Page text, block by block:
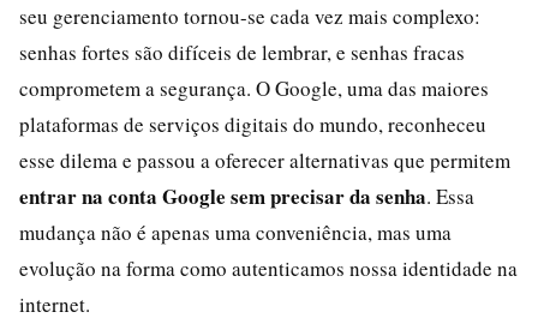
seu gerenciamento tornou-se cada vez mais complexo:
senhas fortes são difíceis de lembrar, e senhas fracas
comprometem a segurança. O Google, uma das maiores
plataformas de serviços digitais do mundo, reconheceu
esse dilema e passou a oferecer alternativas que permitem
entrar na conta Google sem precisar da senha. Essa
mudança não é apenas uma conveniência, mas uma
evolução na forma como autenticamos nossa identidade na
internet.